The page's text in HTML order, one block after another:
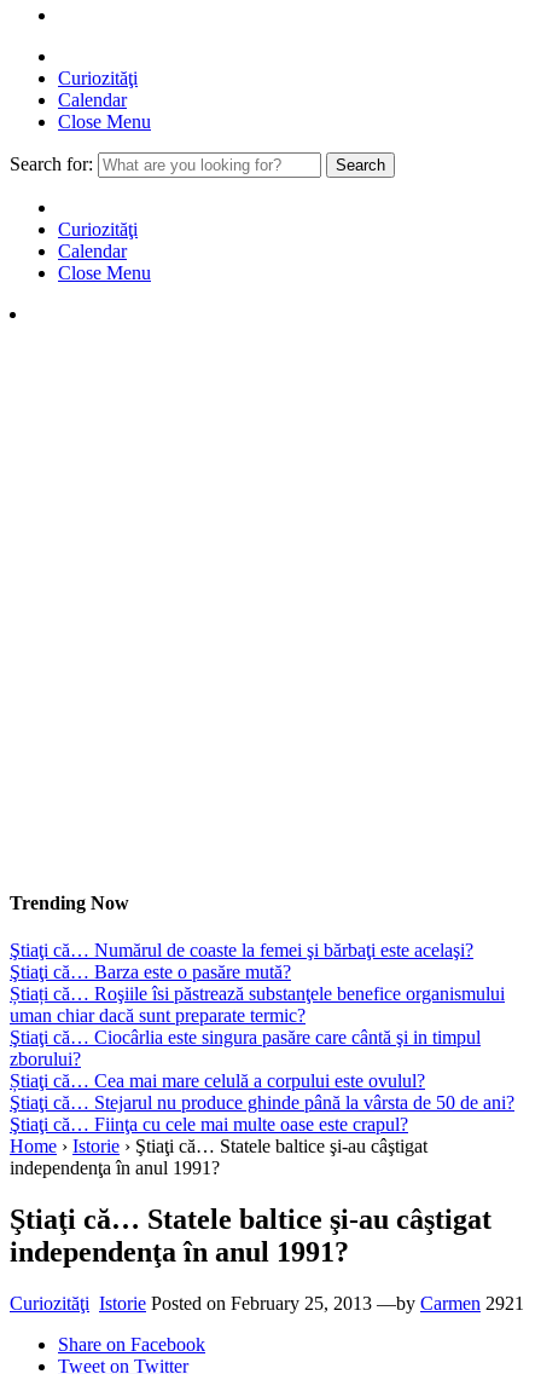
Curiozităţi
Calendar
Close Menu
Search for:
Curiozităţi
Calendar
Close Menu
Trending Now
Ştiaţi că… Numărul de coaste la femei şi bărbaţi este acelaşi?
Ştiaţi că… Barza este o pasăre mută?
Știați că… Roşiile îsi păstrează substanţele benefice organismului
uman chiar dacă sunt preparate termic?
Ştiaţi că… Ciocârlia este singura pasăre care cântă şi in timpul
zborului?
Știaţi că… Cea mai mare celulă a corpului este ovulul?
Ştiaţi că… Stejarul nu produce ghinde până la vârsta de 50 de ani?
Ştiaţi că… Fiinţa cu cele mai multe oase este crapul?
Home › Istorie › Ştiaţi că… Statele baltice şi-au câştigat
independenţa în anul 1991?
Ştiaţi că… Statele baltice şi-au câştigat
independenţa în anul 1991?
Curiozităţi Istorie Posted on February 25, 2013 —by Carmen 2921
Share on Facebook
Tweet on Twitter